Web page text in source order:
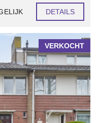
DETAILS
VERKOCHT